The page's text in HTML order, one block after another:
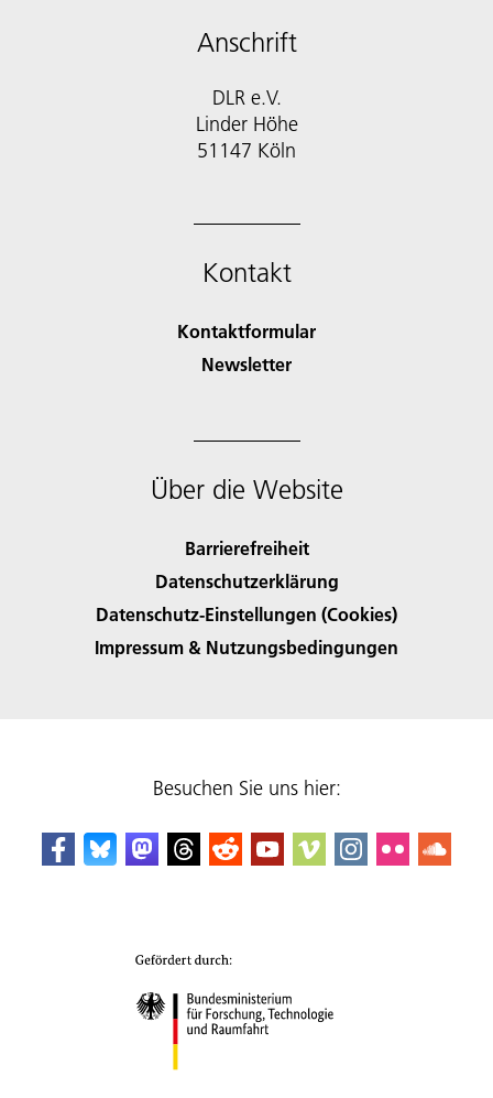
Anschrift
DLR e.V.
Linder Höhe
51147 Köln
Kontakt
Kontaktformular
Newsletter
Über die Website
Barrierefreiheit
Datenschutzerklärung
Datenschutz-Einstellungen (Cookies)
Impressum & Nutzungsbedingungen
Besuchen Sie uns hier: